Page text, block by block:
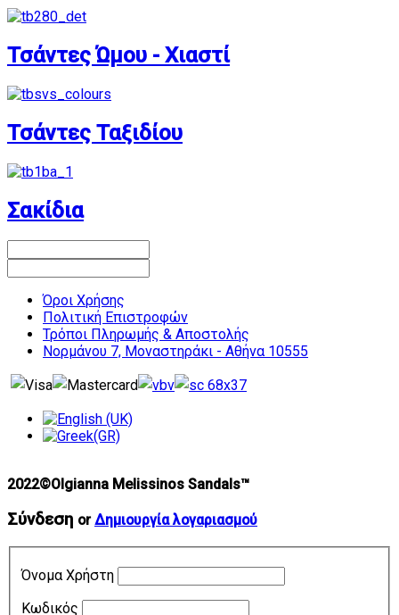
Τσάντες Ώμου - Χιαστί
Τσάντες Ταξιδίου
Σακίδια
Όροι Χρήσης
Πολιτική Επιστροφών
Τρόποι Πληρωμής & Αποστολής
Νορμάνου 7, Μοναστηράκι - Αθήνα 10555
2022©Olgianna Melissinos Sandals™
Σύνδεση orΔημιουργία λογαριασμού
Όνομα Χρήστη
Κωδικός